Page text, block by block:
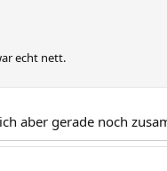
echt nett.
aber gerade noch